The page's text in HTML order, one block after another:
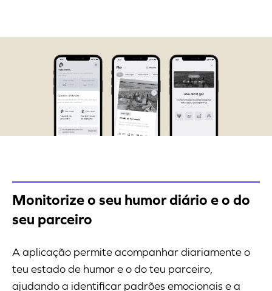
Monitorize o seu humor diário e o do
seu parceiro
A aplicação permite acompanhar diariamente o
teu estado de humor e o do teu parceiro,
ajudando a identificar padrões emocionais e a